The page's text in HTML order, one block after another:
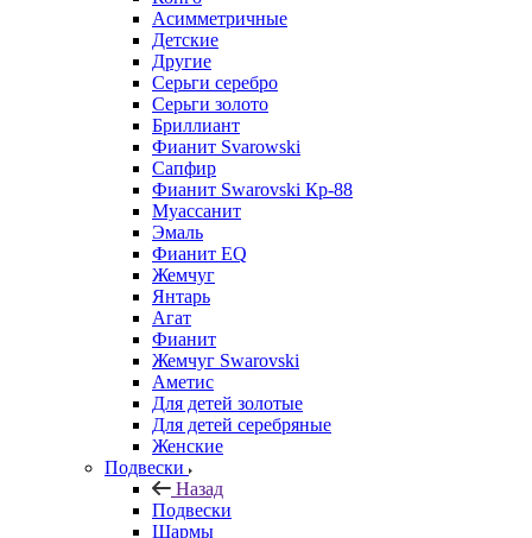
Асимметричные
Детские
Другие
Серьги серебро
Серьги золото
Бриллиант
Фианит Svarowski
Сапфир
Фианит Swarovski Кр-88
Муассанит
Эмаль
Фианит EQ
Жемчуг
Янтарь
Агат
Фианит
Жемчуг Swarovski
Аметис
Для детей золотые
Для детей серебряные
Женские
Подвески
Назад
Подвески
Шармы